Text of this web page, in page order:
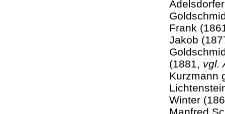
Frank
Jakob
(1881, vgl.
Kurzmann
Winter